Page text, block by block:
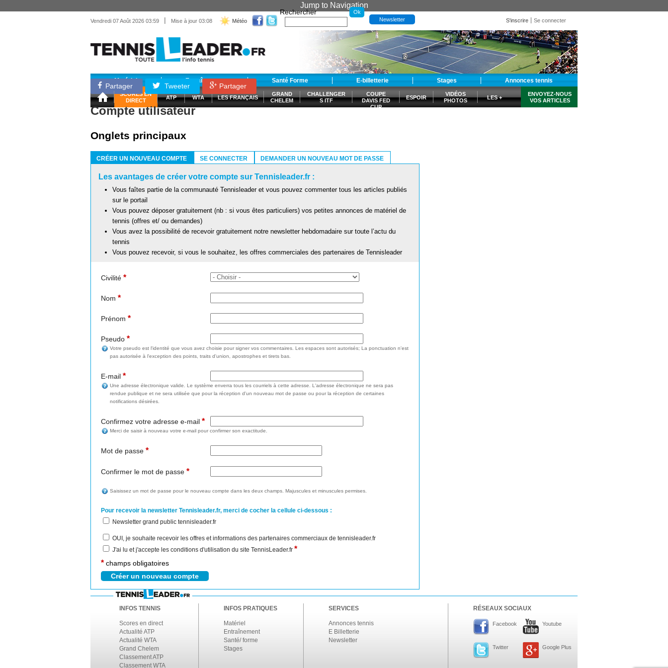
Jump to Navigation
Vendredi 07 Août 2026 03:59 | Mise à jour 03:08 Météo
Rechercher
Newsletter S'inscrire Se connecter
Matériel Entraînement Santé Forme E-billetterie Stages Annonces tennis
SCORES EN
DIRECT
ATP WTA LES FRANÇAIS
GRAND
CHELEM
CHALLENGER
S ITF
COUPE
DAVIS FED
CUP
ESPOIR
VIDÉOS
PHOTOS
LES +
ENVOYEZ-NOUS
VOS ARTICLES
Partager Tweeter Partager
Compte utilisateur
Onglets principaux
CRÉER UN NOUVEAU COMPTE
SE CONNECTER DEMANDER UN NOUVEAU MOT DE PASSE
Les avantages de créer votre compte sur Tennisleader.fr :
Vous faîtes partie de la communauté Tennisleader et vous pouvez commenter tous les articles publiés
sur le portail
Vous pouvez déposer gratuitement (nb : si vous êtes particuliers) vos petites annonces de matériel de
tennis (offres et/ ou demandes)
Vous avez la possibilité de recevoir gratuitement notre newsletter hebdomadaire sur toute l’actu du
tennis
Vous pouvez recevoir, si vous le souhaitez, les offres commerciales des partenaires de Tennisleader
Civilité *
Nom *
Prénom *
Pseudo *
Votre pseudo est l'identité que vous avez choisie pour signer vos commentaires. Les espaces sont autorisés; La ponctuation n'est
pas autorisée à l'exception des points, traits d'union, apostrophes et tirets bas.
E-mail *
Une adresse électronique valide. Le système enverra tous les courriels à cette adresse. L'adresse électronique ne sera pas
rendue publique et ne sera utilisée que pour la réception d'un nouveau mot de passe ou pour la réception de certaines
notifications désirées.
Confirmez votre adresse e-mail *
Merci de saisir à nouveau votre e-mail pour confirmer son exactitude.
Mot de passe *
Confirmer le mot de passe *
Saisissez un mot de passe pour le nouveau compte dans les deux champs. Majuscules et minuscules permises.
Pour recevoir la newsletter Tennisleader.fr, merci de cocher la cellule ci-dessous :
Newsletter grand public tennisleader.fr
OUI, je souhaite recevoir les offres et informations des partenaires commerciaux de tennisleader.fr
J'ai lu et j'accepte les conditions d'utilisation du site TennisLeader.fr *
* champs obligatoires
INFOS TENNIS
Scores en direct
Actualité ATP
Actualité WTA
Grand Chelem
Classement ATP
Classement WTA
INFOS PRATIQUES
Matériel
Entraînement
Santé/ forme
Stages
SERVICES
Annonces tennis
E Billetterie
Newsletter
RÉSEAUX SOCIAUX
Facebook Youtube
Twitter Google Plus